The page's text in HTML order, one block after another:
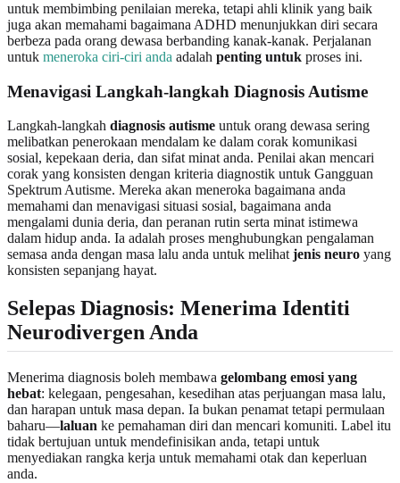
untuk membimbing penilaian mereka, tetapi ahli klinik yang baik
juga akan memahami bagaimana ADHD menunjukkan diri secara
berbeza pada orang dewasa berbanding kanak-kanak. Perjalanan
untuk meneroka ciri-ciri anda adalah penting untuk proses ini.
Menavigasi Langkah-langkah Diagnosis Autisme
Langkah-langkah diagnosis autisme untuk orang dewasa sering
melibatkan penerokaan mendalam ke dalam corak komunikasi
sosial, kepekaan deria, dan sifat minat anda. Penilai akan mencari
corak yang konsisten dengan kriteria diagnostik untuk Gangguan
Spektrum Autisme. Mereka akan meneroka bagaimana anda
memahami dan menavigasi situasi sosial, bagaimana anda
mengalami dunia deria, dan peranan rutin serta minat istimewa
dalam hidup anda. Ia adalah proses menghubungkan pengalaman
semasa anda dengan masa lalu anda untuk melihat jenis neuro yang
konsisten sepanjang hayat.
Selepas Diagnosis: Menerima Identiti
Neurodivergen Anda
Menerima diagnosis boleh membawa gelombang emosi yang
hebat: kelegaan, pengesahan, kesedihan atas perjuangan masa lalu,
dan harapan untuk masa depan. Ia bukan penamat tetapi permulaan
baharu—laluan ke pemahaman diri dan mencari komuniti. Label itu
tidak bertujuan untuk mendefinisikan anda, tetapi untuk
menyediakan rangka kerja untuk memahami otak dan keperluan
anda.